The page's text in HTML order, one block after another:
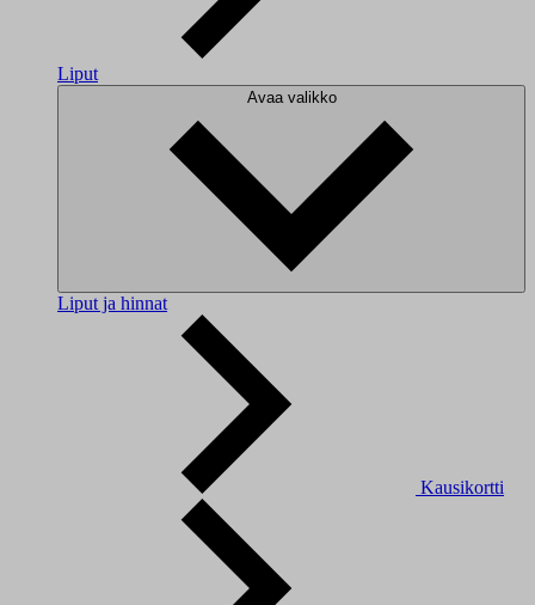
Liput
Avaa valikko
Liput ja hinnat
Kausikortti